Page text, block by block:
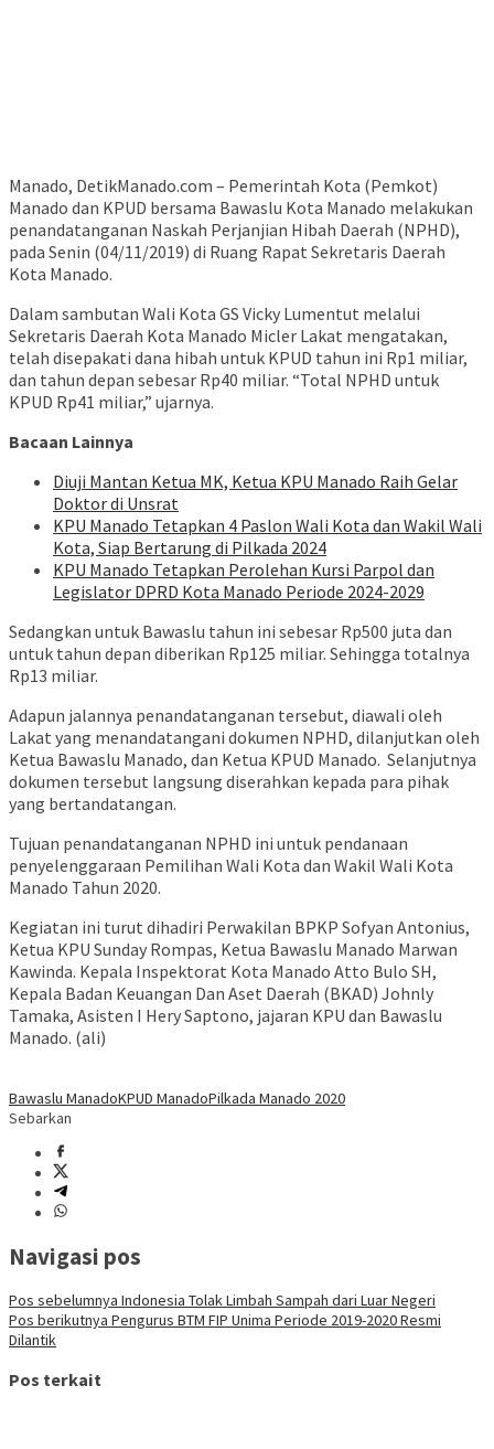
Manado, DetikManado.com – Pemerintah Kota (Pemkot)
Manado dan KPUD bersama Bawaslu Kota Manado melakukan
penandatanganan Naskah Perjanjian Hibah Daerah (NPHD),
pada Senin (04/11/2019) di Ruang Rapat Sekretaris Daerah
Kota Manado.
Dalam sambutan Wali Kota GS Vicky Lumentut melalui
Sekretaris Daerah Kota Manado Micler Lakat mengatakan,
telah disepakati dana hibah untuk KPUD tahun ini Rp1 miliar,
dan tahun depan sebesar Rp40 miliar. “Total NPHD untuk
KPUD Rp41 miliar,” ujarnya.
Bacaan Lainnya
Diuji Mantan Ketua MK, Ketua KPU Manado Raih Gelar
Doktor di Unsrat
KPU Manado Tetapkan 4 Paslon Wali Kota dan Wakil Wali
Kota, Siap Bertarung di Pilkada 2024
KPU Manado Tetapkan Perolehan Kursi Parpol dan
Legislator DPRD Kota Manado Periode 2024-2029
Sedangkan untuk Bawaslu tahun ini sebesar Rp500 juta dan
untuk tahun depan diberikan Rp125 miliar. Sehingga totalnya
Rp13 miliar.
Adapun jalannya penandatanganan tersebut, diawali oleh
Lakat yang menandatangani dokumen NPHD, dilanjutkan oleh
Ketua Bawaslu Manado, dan Ketua KPUD Manado. Selanjutnya
dokumen tersebut langsung diserahkan kepada para pihak
yang bertandatangan.
Tujuan penandatanganan NPHD ini untuk pendanaan
penyelenggaraan Pemilihan Wali Kota dan Wakil Wali Kota
Manado Tahun 2020.
Kegiatan ini turut dihadiri Perwakilan BPKP Sofyan Antonius,
Ketua KPU Sunday Rompas, Ketua Bawaslu Manado Marwan
Kawinda. Kepala Inspektorat Kota Manado Atto Bulo SH,
Kepala Badan Keuangan Dan Aset Daerah (BKAD) Johnly
Tamaka, Asisten I Hery Saptono, jajaran KPU dan Bawaslu
Manado. (ali)
Bawaslu ManadoKPUD ManadoPilkada Manado 2020
Sebarkan
Navigasi pos
Pos sebelumnya Indonesia Tolak Limbah Sampah dari Luar Negeri
Pos berikutnya Pengurus BTM FIP Unima Periode 2019-2020 Resmi
Dilantik
Pos terkait